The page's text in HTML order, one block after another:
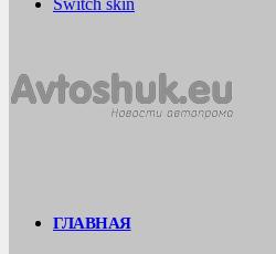
Switch skin
ГЛАВНАЯ